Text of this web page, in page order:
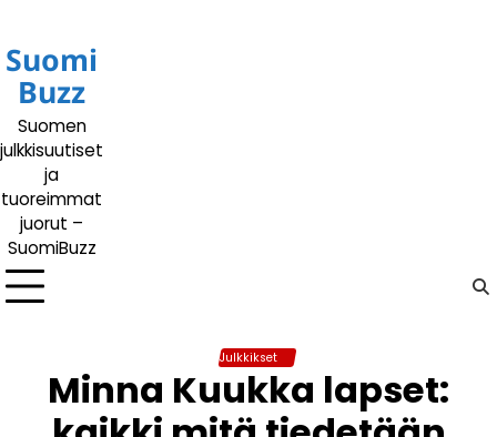
Suomi
Buzz
Suomen
julkkisuutiset
ja
tuoreimmat
juorut –
SuomiBuzz
Julkkikset
Minna Kuukka lapset: